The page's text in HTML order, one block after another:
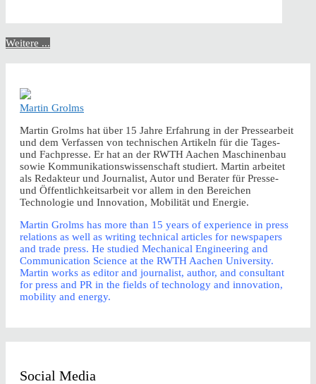
Weitere ...
Martin Grolms
Martin Grolms hat über 15 Jahre Erfahrung in der Pressearbeit
und dem Verfassen von technischen Artikeln für die Tages-
und Fachpresse. Er hat an der RWTH Aachen Maschinenbau
sowie Kommunikationswissenschaft studiert. Martin arbeitet
als Redakteur und Journalist, Autor und Berater für Presse-
und Öffentlichkeitsarbeit vor allem in den Bereichen
Technologie und Innovation, Mobilität und Energie.
Martin Grolms has more than 15 years of experience in press
relations as well as writing technical articles for newspapers
and trade press. He studied Mechanical Engineering and
Communication Science at the RWTH Aachen University.
Martin works as editor and journalist, author, and consultant
for press and PR in the fields of technology and innovation,
mobility and energy.
Social Media